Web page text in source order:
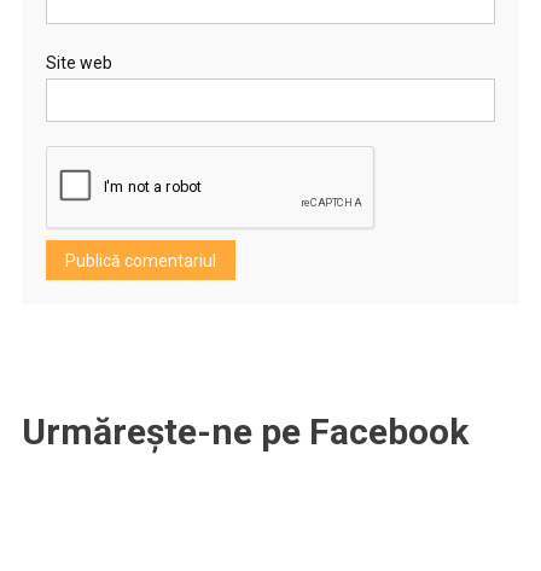
Site web
Urmărește-ne pe Facebook